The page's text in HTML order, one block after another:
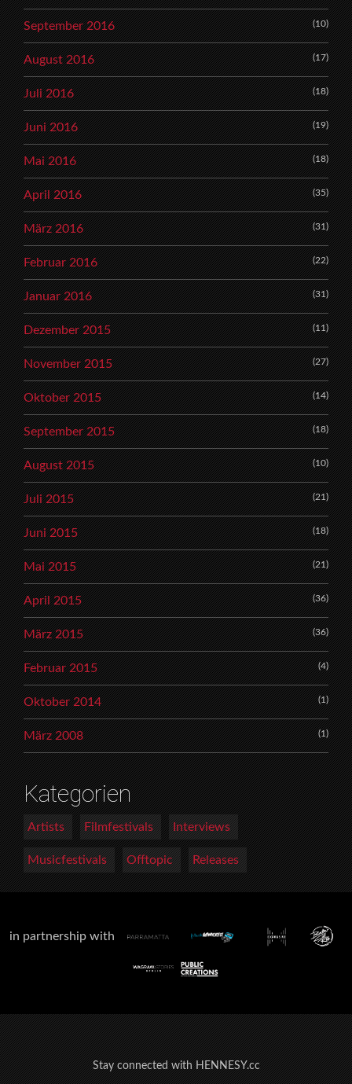
September 2016 (10)
August 2016 (17)
Juli 2016 (18)
Juni 2016 (19)
Mai 2016 (18)
April 2016 (35)
März 2016 (31)
Februar 2016 (22)
Januar 2016 (31)
Dezember 2015 (11)
November 2015 (27)
Oktober 2015 (14)
September 2015 (18)
August 2015 (10)
Juli 2015 (21)
Juni 2015 (18)
Mai 2015 (21)
April 2015 (36)
März 2015 (36)
Februar 2015 (4)
Oktober 2014 (1)
März 2008 (1)
Kategorien
Artists Filmfestivals Interviews
Musicfestivals Offtopic Releases
in partnership with
Stay connected with HENNESY.cc